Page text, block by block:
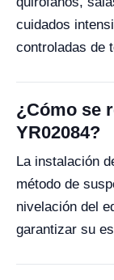
cuidados
controladas de
¿Cómo se
YR02084?
La instalación
método de
nivelación del
garantizar su